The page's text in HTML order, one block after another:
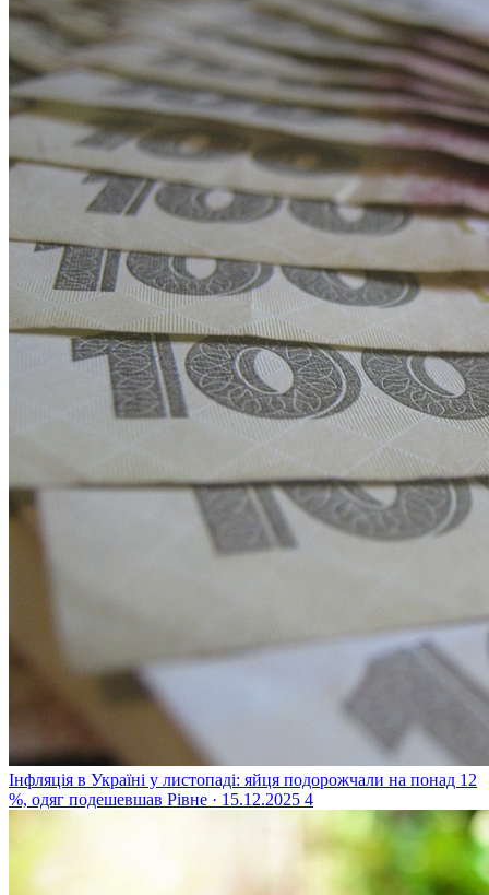
Інфляція в Україні у листопаді: яйця подорожчали на понад 12
%, одяг подешевшав Рівне · 15.12.2025 4